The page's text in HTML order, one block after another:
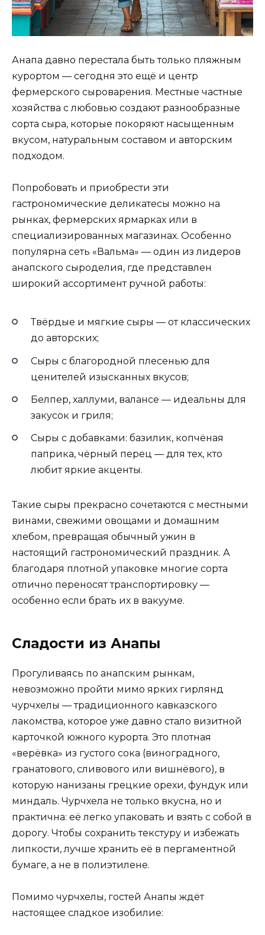
Анапа давно перестала быть только пляжным
курортом — сегодня это ещё и центр
фермерского сыроварения. Местные частные
хозяйства с любовью создают разнообразные
сорта сыра, которые покоряют насыщенным
вкусом, натуральным составом и авторским
подходом.
Попробовать и приобрести эти
гастрономические деликатесы можно на
рынках, фермерских ярмарках или в
специализированных магазинах. Особенно
популярна сеть «Вальма» — один из лидеров
анапского сыроделия, где представлен
широкий ассортимент ручной работы:
Твёрдые и мягкие сыры — от классических
до авторских;
Сыры с благородной плесенью для
ценителей изысканных вкусов;
Белпер, халлуми, валансе — идеальны для
закусок и гриля;
Сыры с добавками: базилик, копчёная
паприка, чёрный перец — для тех, кто
любит яркие акценты.
Такие сыры прекрасно сочетаются с местными
винами, свежими овощами и домашним
хлебом, превращая обычный ужин в
настоящий гастрономический праздник. А
благодаря плотной упаковке многие сорта
отлично переносят транспортировку —
особенно если брать их в вакууме.
Сладости из Анапы
Прогуливаясь по анапским рынкам,
невозможно пройти мимо ярких гирлянд
чурчхелы — традиционного кавказского
лакомства, которое уже давно стало визитной
карточкой южного курорта. Это плотная
«верёвка» из густого сока (виноградного,
гранатового, сливового или вишнёвого), в
которую нанизаны грецкие орехи, фундук или
миндаль. Чурчхела не только вкусна, но и
практична: её легко упаковать и взять с собой в
дорогу. Чтобы сохранить текстуру и избежать
липкости, лучше хранить её в пергаментной
бумаге, а не в полиэтилене.
Помимо чурчхелы, гостей Анапы ждёт
настоящее сладкое изобилие: